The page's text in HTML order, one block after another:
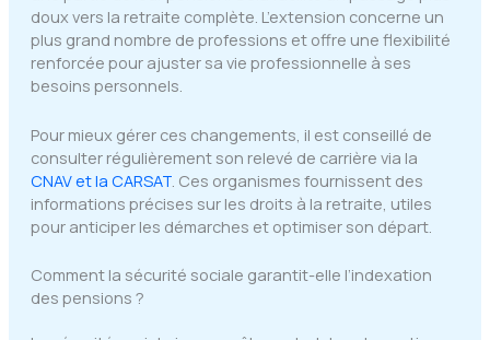
doux vers la retraite complète. L’extension concerne un
plus grand nombre de professions et offre une flexibilité
renforcée pour ajuster sa vie professionnelle à ses
besoins personnels.
Pour mieux gérer ces changements, il est conseillé de
consulter régulièrement son relevé de carrière via la
CNAV et la CARSAT. Ces organismes fournissent des
informations précises sur les droits à la retraite, utiles
pour anticiper les démarches et optimiser son départ.
Comment la sécurité sociale garantit-elle l’indexation
des pensions ?